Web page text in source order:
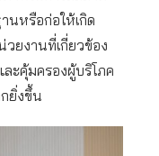
หรือก่อให้เกิด
ยงานที่เกี่ยวข้อง
ะคุ้มครองผู้บริโภค
ยิ่งขึ้น